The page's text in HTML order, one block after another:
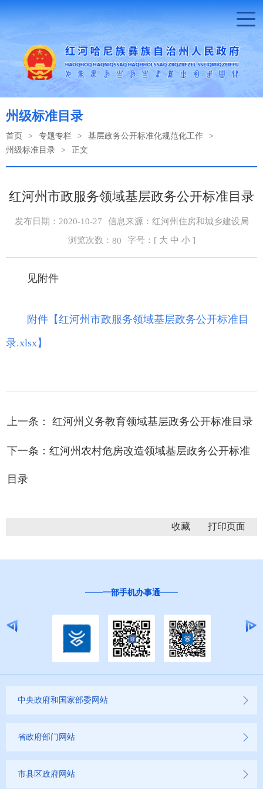
州级标准目录
首页 > 专题专栏 > 基层政务公开标准化规范化工作
>
州级标准目录
> 正文
红河州市政服务领域基层政务公开标准目录
发布日期：2020-10-27
信息来源：红河州住房和城乡建设局
浏览次数： 80 字号：[ 大 中 小]
见附件
附件【红河州市政服务领域基层政务公开标准目
录.xlsx】
上一条： 红河州义务教育领域基层政务公开标准目录
下一条：红河州农村危房改造领域基层政务公开标准
目录
收藏
一部手机办事通
中央政府和国家部委网站
省政府部门网站
市县区政府网站